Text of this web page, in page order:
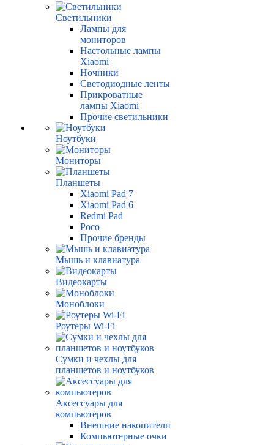
Светильники
Лампы для
мониторов
Настольные лампы
Xiaomi
Ночники
Светодиодные ленты
Прикроватные
лампы Xiaomi
Прочие светильники
Ноутбуки
Мониторы
Планшеты
Xiaomi Pad 7
Xiaomi Pad 6
Redmi Pad
Poco
Прочие бренды
Мышь и клавиатура
Видеокарты
Моноблоки
Роутеры Wi-Fi
Сумки и чехлы для
планшетов и ноутбуков
Аксессуары для
компьютеров
Внешние накопители
Компьютерные очки